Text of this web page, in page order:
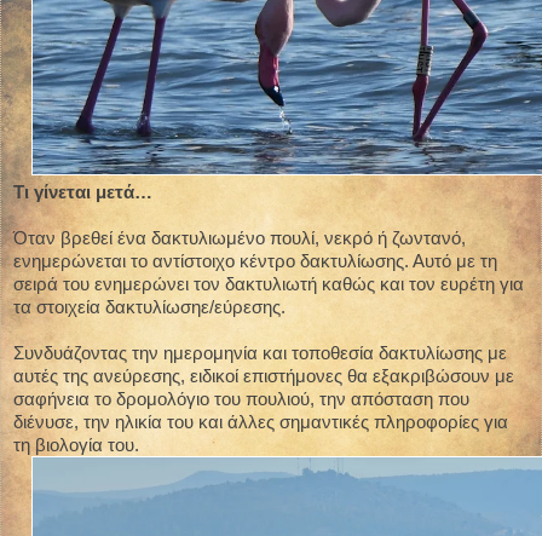
Τι γίνεται μετά…
Όταν βρεθεί ένα δακτυλιωμένο πουλί, νεκρό ή ζωντανό,
ενημερώνεται το αντίστοιχο κέντρο δακτυλίωσης. Αυτό με τη
σειρά του ενημερώνει τον δακτυλιωτή καθώς και τον ευρέτη για
τα στοιχεία δακτυλίωσηε/εύρεσης.
Συνδυάζοντας την ημερομηνία και τοποθεσία δακτυλίωσης με
αυτές της ανεύρεσης, ειδικοί επιστήμονες θα εξακριβώσουν με
σαφήνεια το δρομολόγιο του πουλιού, την απόσταση που
διένυσε, την ηλικία του και άλλες σημαντικές πληροφορίες για
τη βιολογία του.